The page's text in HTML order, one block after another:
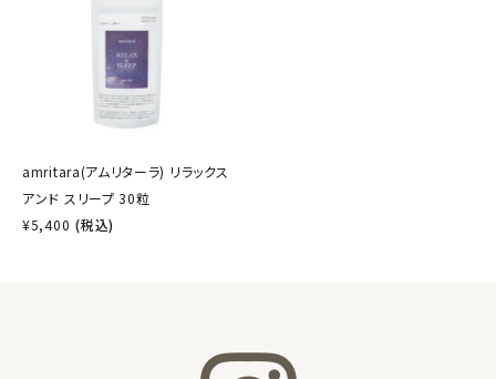
amritara(アムリターラ) リラックス
アンド スリープ 30粒
¥5,400 (税込)